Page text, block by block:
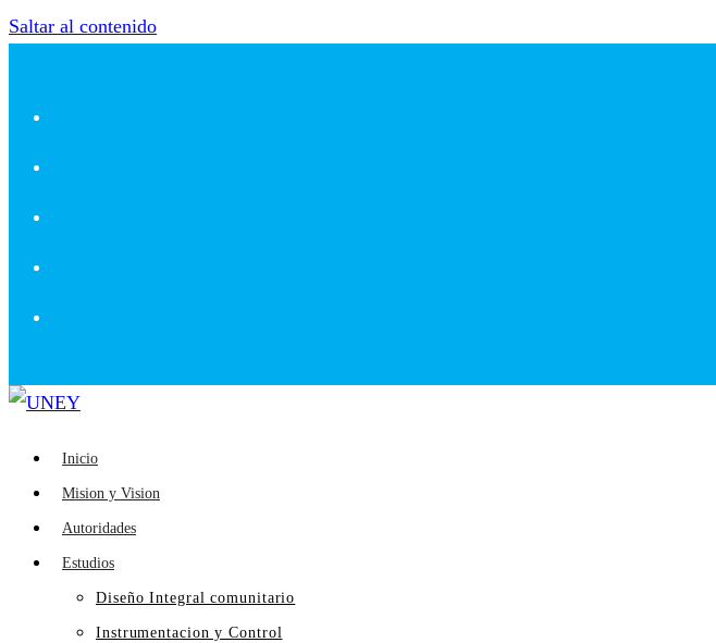
Saltar al contenido
Inicio
Mision y Vision
Autoridades
Estudios
Diseño Integral comunitario
Instrumentacion y Control